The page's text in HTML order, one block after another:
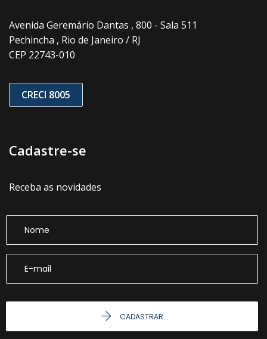
Avenida Geremário Dantas , 800 - Sala 511
Pechincha , Rio de Janeiro / RJ
CEP 22743-010
CRECI 8005
Cadastre-se
Receba as novidades
CADASTRAR